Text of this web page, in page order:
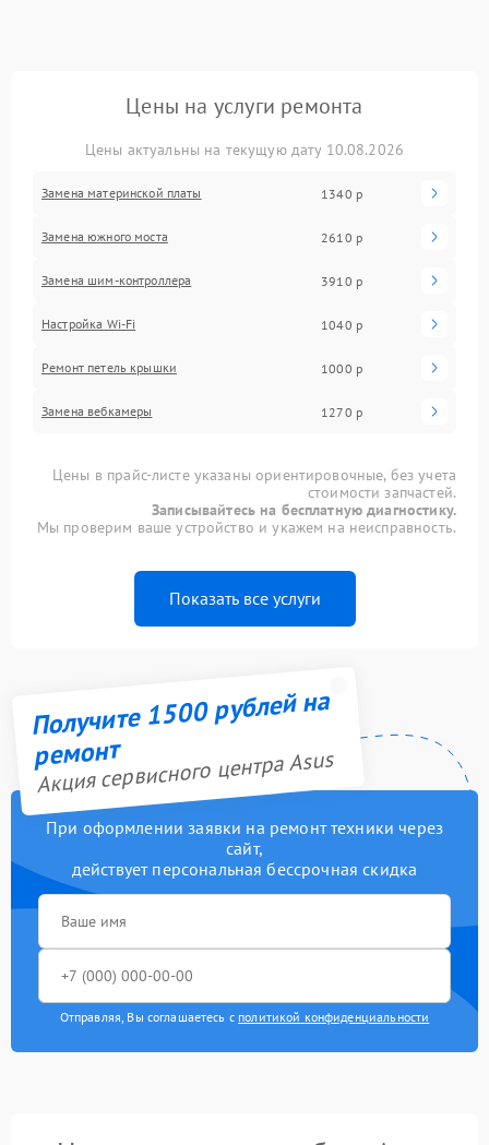
Цены на услуги ремонта
Цены актуальны на текущую дату 10.08.2026
Замена материнской платы 1340 р
Замена южного моста 2610 р
Замена шим-контроллера 3910 р
Настройка Wi-Fi 1040 р
Ремонт петель крышки 1000 р
Замена вебкамеры 1270 р
Цены в прайс-листе указаны ориентировочные, без учета
стоимости запчастей.
Записывайтесь на бесплатную диагностику.
Мы проверим ваше устройство и укажем на неисправность.
Показать все услуги
Получите 1500 рублей на
ремонт
Акция сервисного центра Asus
При оформлении заявки на ремонт техники через
сайт,
действует персональная бессрочная скидка
Отправляя, Вы соглашаетесь с политикой конфиденциальности